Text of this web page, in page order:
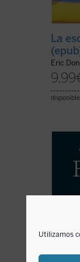
Utilizamos
La
Eric
9,99